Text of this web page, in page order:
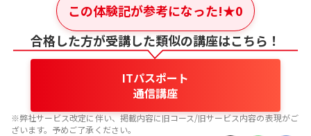
この体験記が参考になった!★0
合格した方が受講した類似の講座はこちら！
ITパスポート
通信講座
※弊社サービス改定に伴い、掲載内容に旧コース/旧サービス内容の表現がご
ざいます。予めご了承ください。